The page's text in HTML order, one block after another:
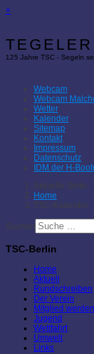
×
125 Jahre TSC - Segeln
Webcam
Webcam
Wetter
Kalender
Sitemap
Kontakt
Impressum
Datenschutz
IDM der H-
Aktuelle Seite:
Home
TSC-Kalender
Suchen
TSC-Berlin
Home
Aktuell
Rundschreiben
Der Verein
Mitglied werden
Jugend
Wettfahrt
Umwelt
Links